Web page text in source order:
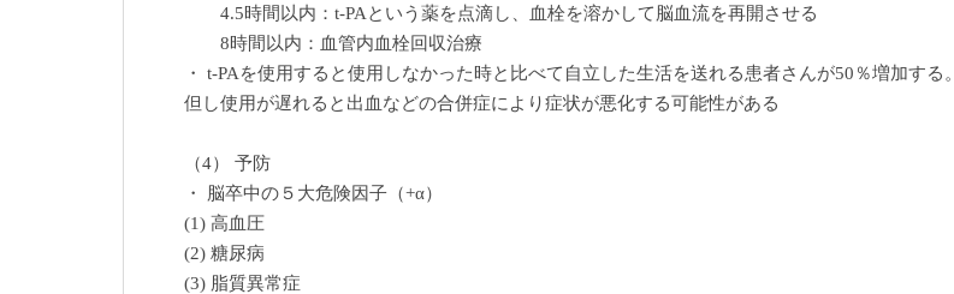
4.5時間以内：t-PAという薬を点滴し、血栓を溶かして脳血流を再開させる
8時間以内：血管内血栓回収治療
・ t-PAを使用すると使用しなかった時と比べて自立した生活を送れる患者さんが50％増加する。
但し使用が遅れると出血などの合併症により症状が悪化する可能性がある
（4） 予防
・ 脳卒中の５大危険因子（+α）
(1) 高血圧
(2) 糖尿病
(3) 脂質異常症